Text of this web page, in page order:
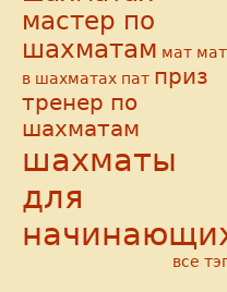
мастер по
шахматам мат мат
в шахматах пат приз
тренер по
шахматам
шахматы
для
все